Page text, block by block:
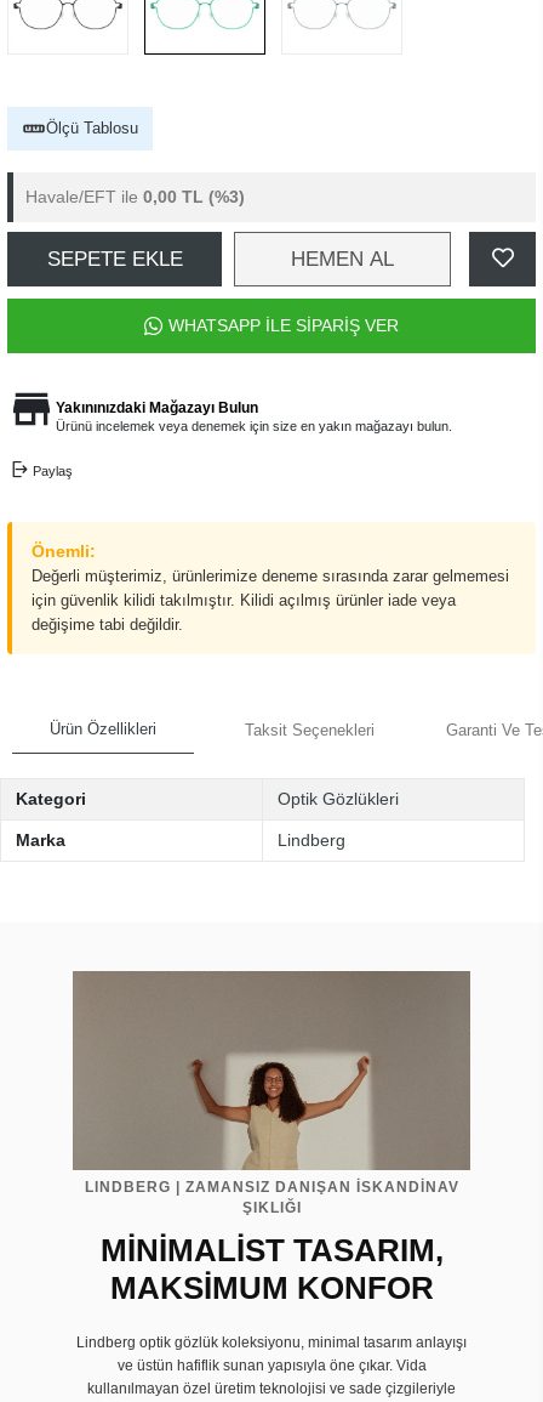
Ölçü Tablosu
Havale/EFT ile 0,00 TL (%3)
SEPETE EKLE HEMEN AL
WHATSAPP İLE SİPARİŞ VER
Yakınınızdaki Mağazayı Bulun
Ürünü incelemek veya denemek için size en yakın mağazayı bulun.
Paylaş
Önemli:
Değerli müşterimiz, ürünlerimize deneme sırasında zarar gelmemesi
için güvenlik kilidi takılmıştır. Kilidi açılmış ürünler iade veya
değişime tabi değildir.
Ürün Özellikleri Taksit Seçenekleri Garanti Ve
Kategori Optik Gözlükleri
Marka Lindberg
LINDBERG | ZAMANSIZ DANIŞAN İSKANDİNAV
ŞIKLIĞI
MİNİMALİST TASARIM,
MAKSİMUM KONFOR
Lindberg optik gözlük koleksiyonu, minimal tasarım anlayışı
ve üstün hafiflik sunan yapısıyla öne çıkar. Vida
kullanılmayan özel üretim teknolojisi ve sade çizgileriyle